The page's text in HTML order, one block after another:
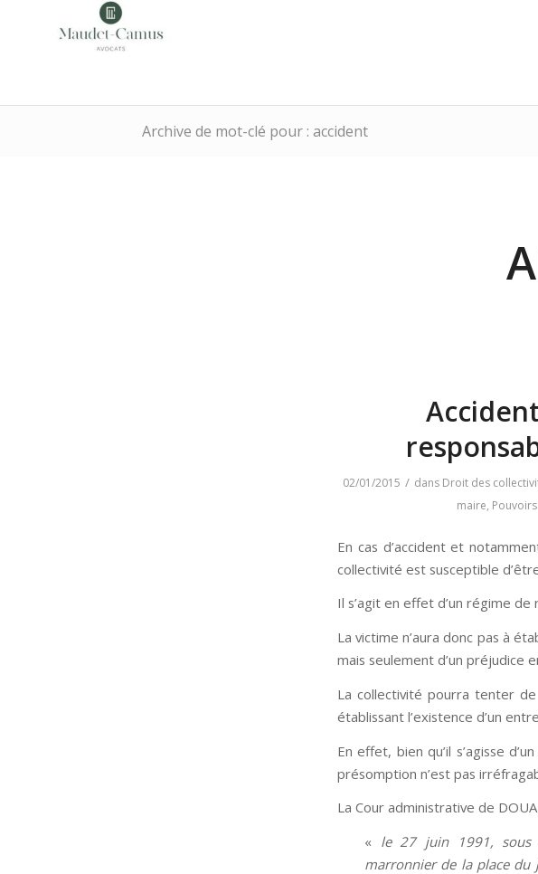
Archive de mot-clé pour : accident
02/01/2015 / dans Droit des
maire,
En cas d’accident et
collectivité est susceptible
Il s’agit en effet d’un régime
La victime n’aura donc pas à
mais seulement d’un préjudice
La collectivité pourra tenter
établissant l’existence d’un
En effet, bien qu’il s’agisse
présomption n’est pas
La Cour administrative de
« le 27 juin 1991, sous
marronnier de la place du